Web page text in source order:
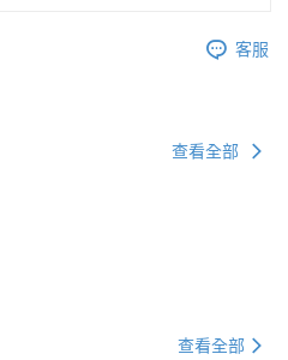
客服
查看全部
查看全部